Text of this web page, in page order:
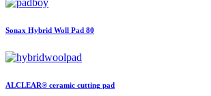
Sonax Hybrid Woll Pad 80
ALCLEAR® ceramic cutting pad